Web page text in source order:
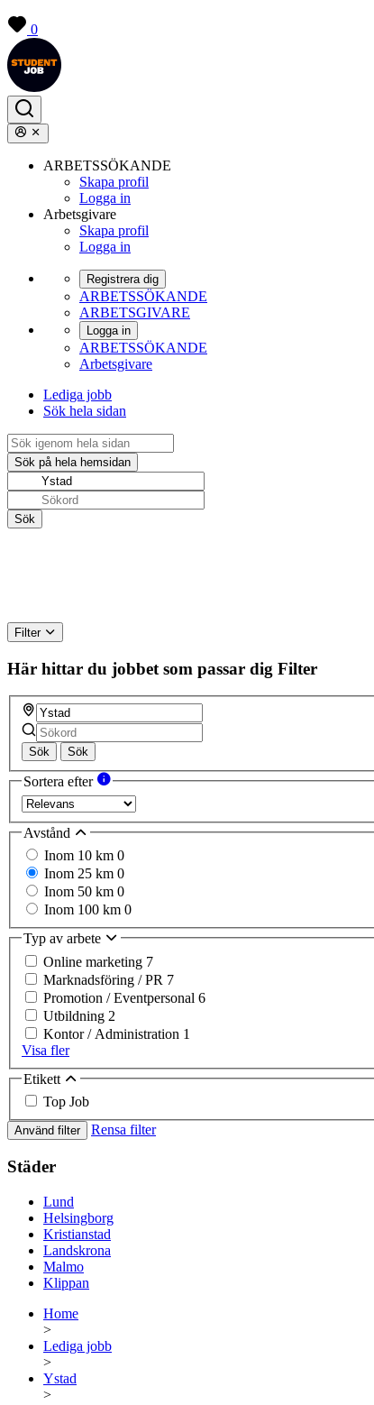
0
ARBETSSÖKANDE
Skapa profil
Logga in
Arbetsgivare
Skapa profil
Logga in
Registrera dig
ARBETSSÖKANDE
ARBETSGIVARE
Logga in
ARBETSSÖKANDE
Arbetsgivare
Lediga jobb
Sök hela sidan
Filter
Här hittar du jobbet som passar dig Filter
Sök Sök
Sortera efter
Avstånd
Inom 10 km 0
Inom 25 km 0
Inom 50 km 0
Inom 100 km 0
Typ av arbete
Online marketing 7
Marknadsföring / PR 7
Promotion / Eventpersonal 6
Utbildning 2
Kontor / Administration 1
Visa fler
Etikett
Top Job
Använd filter Rensa filter
Städer
Lund
Helsingborg
Kristianstad
Landskrona
Malmo
Klippan
Home
>
Lediga jobb
>
Ystad
>